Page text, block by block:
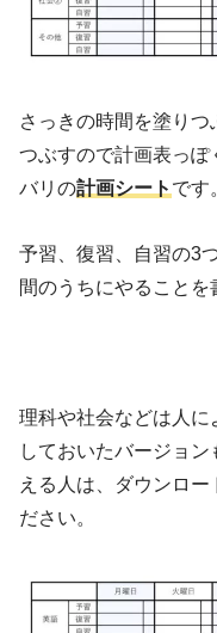
さっきの時間を塗り
つぶすので計画表っぽ
バリの計画シート です
予習、復習、自習の3
間のうちにやることを
理科や社会などは人
しておいたバージョ
える人は、ダウンロー
ださい。